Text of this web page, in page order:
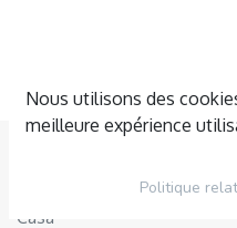
Casa
Nous utilisons des
meilleure expérience
Politique